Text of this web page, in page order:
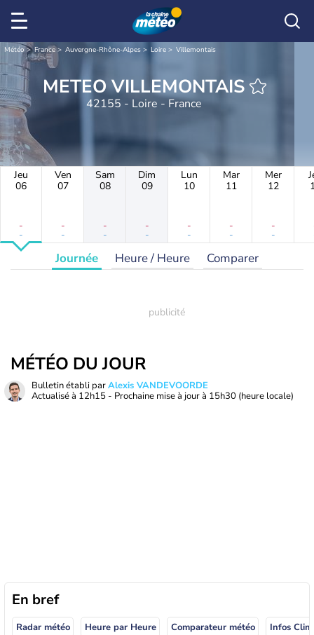
Météo France Auvergne-Rhône-Alpes Loire Villemontais
METEO VILLEMONTAIS
42155 - Loire - France
Jeu
06
-
-
Ven
07
-
-
Sam
08
-
-
Dim
09
-
-
Lun
10
-
-
Mar
11
-
-
Mer
12
-
-
Journée Heure / Heure Comparer
MÉTÉO DU JOUR
Bulletin établi parAlexis VANDEVOORDE
Actualisé à 12h15 - Prochaine mise à jour à 15h30 (heure locale)
En bref
Radar météo Heure par Heure Comparateur météo Infos